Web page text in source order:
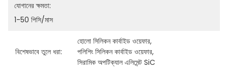
যোগানের ক্ষমতা:
1-50 পিসি/মাস
বিশেষভাবে তুলে ধরা:
হোলো সিলিকন কার্বাইড ওয়েফার,
পলিশিং সিলিকন কার্বাইড ওয়েফার,
সিরামিক অপটিক্যাল এলিমেন্ট SiC